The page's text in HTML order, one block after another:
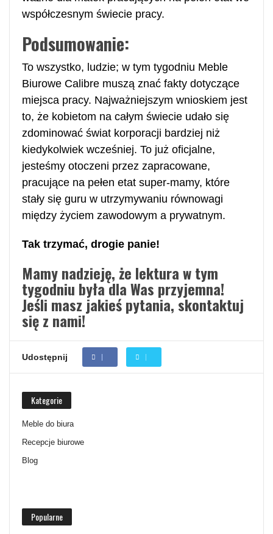
współczesnym świecie pracy.
Podsumowanie:
To wszystko, ludzie; w tym tygodniu Meble
Biurowe Calibre muszą znać fakty dotyczące
miejsca pracy. Najważniejszym wnioskiem jest
to, że kobietom na całym świecie udało się
zdominować świat korporacji bardziej niż
kiedykolwiek wcześniej. To już oficjalne,
jesteśmy otoczeni przez zapracowane,
pracujące na pełen etat super-mamy, które
stały się guru w utrzymywaniu równowagi
między życiem zawodowym a prywatnym.
Tak trzymać, drogie panie!
Mamy nadzieję, że lektura w tym
tygodniu była dla Was przyjemna!
Jeśli masz jakieś pytania,skontaktuj
się z nami!
Udostępnij
Kategorie
Meble do biura
Recepcje biurowe
Blog
Popularne